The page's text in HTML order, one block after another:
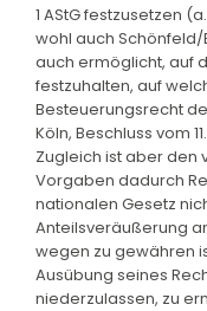
1 AStG festzusetzen
wohl auch Schönfeld/
auch ermöglicht, auf
festzuhalten, auf
Besteuerungsrecht
Köln, Beschluss vom
Zugleich ist aber den
Vorgaben dadurch
nationalen Gesetz
Anteilsveräußerung
wegen zu gewähren
Ausübung seines
niederzulassen, zu